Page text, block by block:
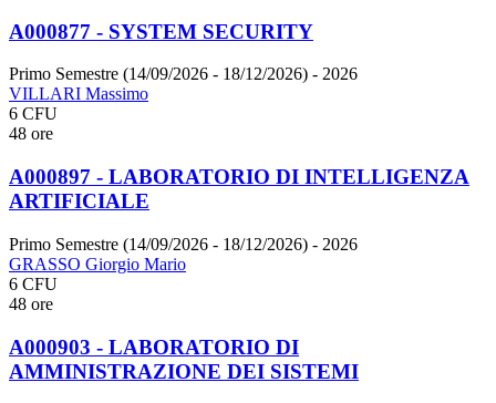
A000877 - SYSTEM SECURITY
Primo Semestre (14/09/2026 - 18/12/2026) - 2026
VILLARI Massimo
6 CFU
48 ore
A000897 - LABORATORIO DI INTELLIGENZA
ARTIFICIALE
Primo Semestre (14/09/2026 - 18/12/2026) - 2026
GRASSO Giorgio Mario
6 CFU
48 ore
A000903 - LABORATORIO DI
AMMINISTRAZIONE DEI SISTEMI